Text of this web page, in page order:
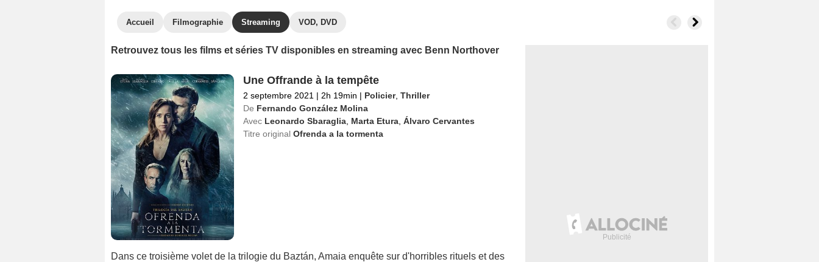
Accueil Filmographie Streaming VOD, DVD
Retrouvez tous les films et séries TV disponibles en streaming avec Benn Northover
Une Offrande à la tempête
2 septembre 2021 | 2h 19min | Policier, Thriller
De Fernando González Molina
Avec Leonardo Sbaraglia, Marta Etura, Álvaro Cervantes
Titre original Ofrenda a la tormenta
Dans ce troisième volet de la trilogie du Baztán, Amaia enquête sur d'horribles rituels et des